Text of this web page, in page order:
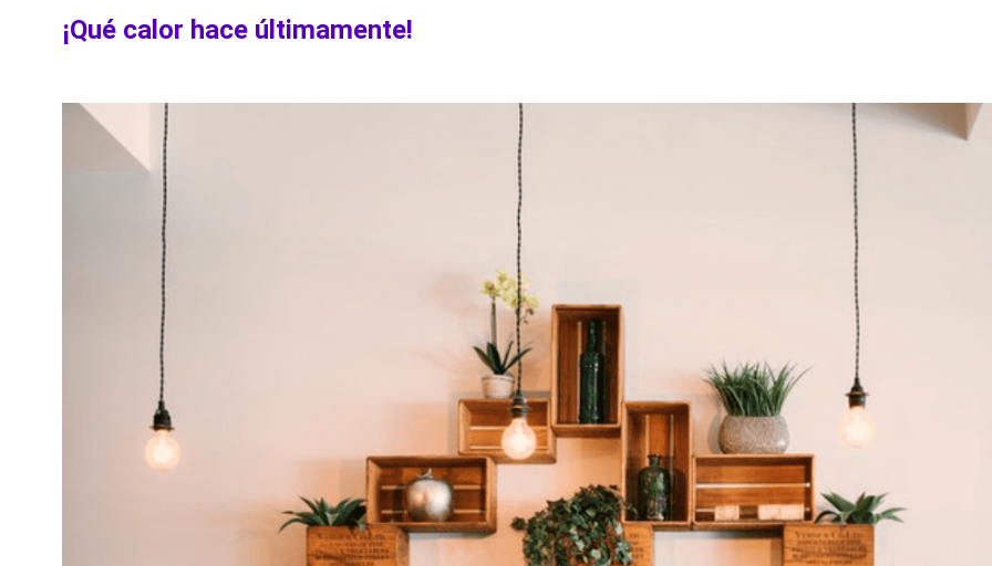
¡Qué calor hace últimamente!